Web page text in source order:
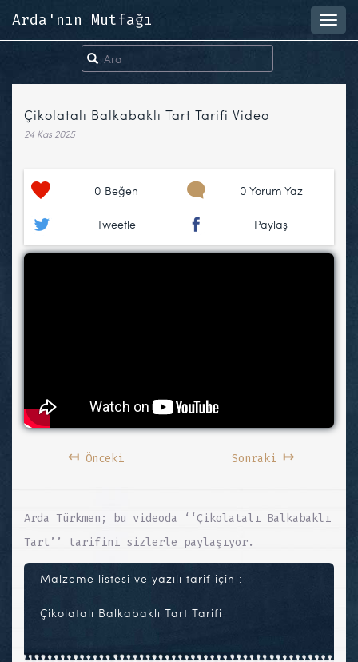
Arda'nın Mutfağı
Çikolatalı Balkabaklı Tart Tarifi Video
24 Kas 2025
0 Beğen 0 Yorum Yaz
Tweetle Paylaş
↤Önceki Sonraki ↦
Arda Türkmen; bu videoda ‘‘Çikolatalı Balkabaklı
Tart’’ tarifini sizlerle paylaşıyor.
Malzeme listesi ve yazılı tarif için :
Çikolatalı Balkabaklı Tart Tarifi